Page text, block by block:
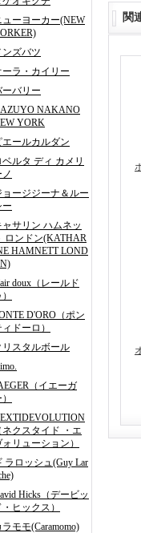
ューヨーカー(NEW
ンズバツ
ーラ・カイリー
ーバリー
NAKANO
YORK
エールカルダン
ベルタ ディ カメリ
ノ
ョージジーナ＆ルー
ー
ャサリン ハムネッ
ロンドン(KATHAR
HAMNETT LOND
doux（レールド
D'ORO（ポン
ドーロ）
リスタルボール
（イエーガ
ネクスタイド ・エ
ォリューション）
ラロッシュ(Guy Lar
Hicks（デービッ
・ヒックス）
ラモモ(Caramomo)
関